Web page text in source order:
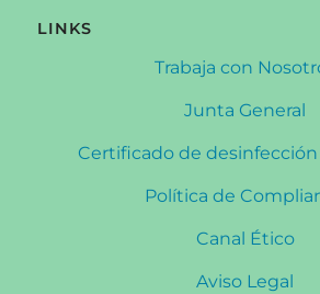
LINKS
Trabaja con
Junta General
Certificado de
Política de
Canal Ético
Aviso Legal